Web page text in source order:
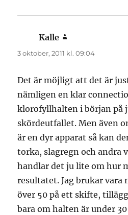
Kalle
3 oktober, 2011 kl. 09:04
Det är möjligt att det är
nämligen en klar
klorofyllhalten i början på
skördeutfallet. Men även
är en dyr apparat så kan
torka, slagregn och andra
handlar det ju lite om hur
resultatet. Jag brukar vara
över 50 på ett skifte,
bara om halten är under